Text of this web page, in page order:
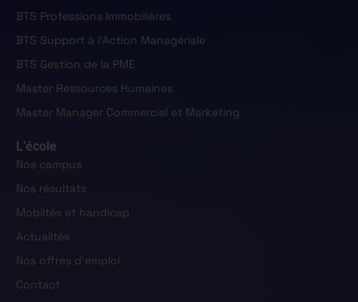
BTS Professions Immobilières
BTS Support à l'Action Managériale
BTS Gestion de la PME
Master Ressources Humaines
Master Manager Commercial et Marketing
L’école
Nos campus
Nos résultats
Mobiltés et handicap
Actualités
Nos offres d'emploi
Contact